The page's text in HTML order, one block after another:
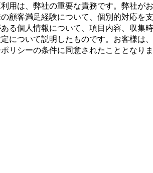
用は、弊社の重要な責務です。弊社が
顧客満足経験について、個別的対応を
る個人情報について、項目内容、収集
について説明したものです。お客様は
リシーの条件に同意されたこととなりま